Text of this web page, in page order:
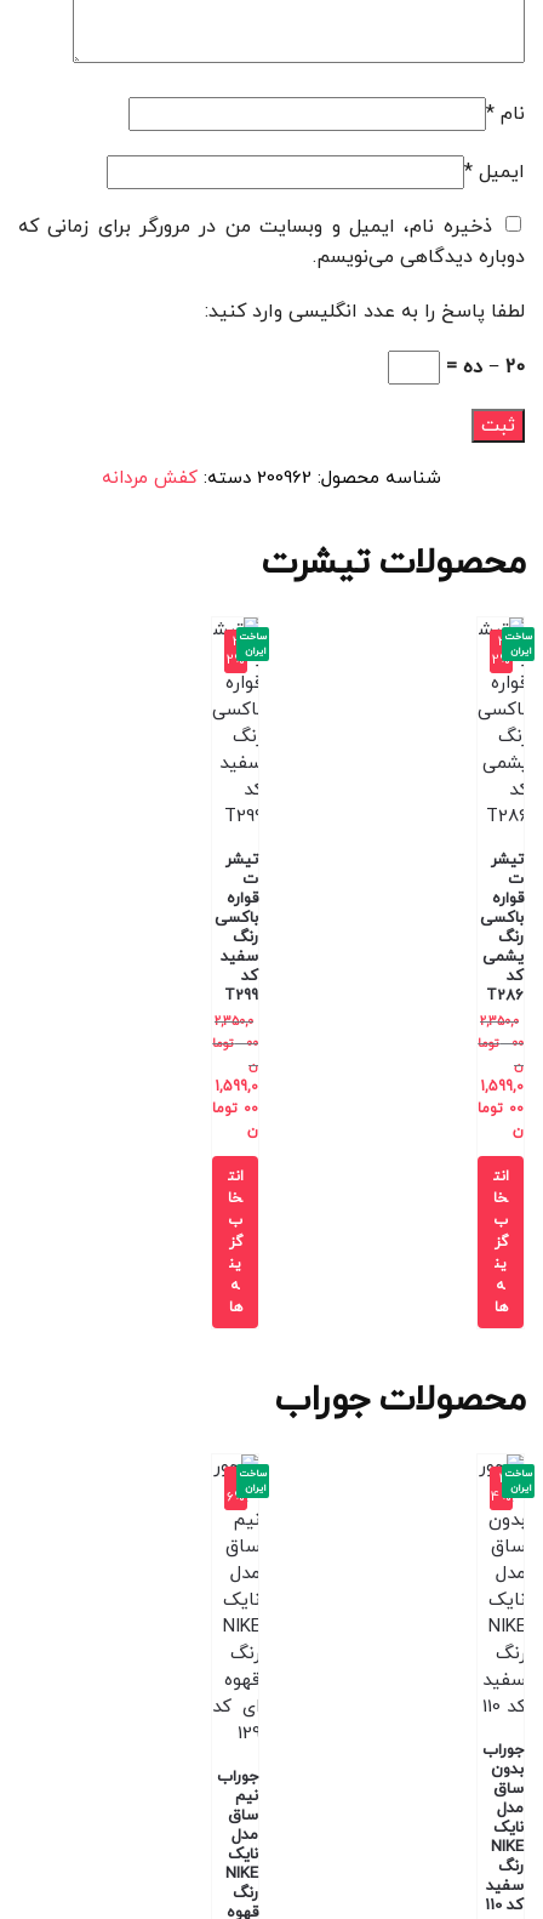
نام *
ایمیل *
ذخیره نام، ایمیل و وبسایت من در مرورگر برای زمانی که
دوباره دیدگاهی می‌نویسم.
لطفا پاسخ را به عدد انگلیسی وارد کنید:
20 − ده =
شناسه محصول: 200962 دسته: کفش مردانه
محصولات تیشرت
-3
2%
تیشر
ت
قواره
باکسی
رنگ
یشمی
کد
T286
2,350,0
00
توما
ن
1,599,0
00 توما
ن
ساخت
ایران
انت
خا
ب
گز
ین
ه
ها
-3
2%
تیشر
ت
قواره
باکسی
رنگ
سفید
کد
T299
2,350,0
00
توما
ن
1,599,0
00 توما
ن
ساخت
ایران
انت
خا
ب
گز
ین
ه
ها
محصولات جوراب
-2
4%
جوراب
بدون
ساق
مدل
نایک
NIKE
رنگ
سفید
کد 110
ساخت
ایران
-1
6%
جوراب
نیم
ساق
مدل
نایک
NIKE
رنگ
قهوه
ساخت
ایران